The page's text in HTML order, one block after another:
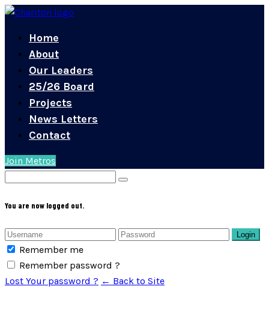
Home
About
Our Leaders
25/26 Board
Projects
News Letters
Contact
Join Metros
You are now logged out.
Login
Remember me
Remember password ?
Lost Your password ? ← Back to Site